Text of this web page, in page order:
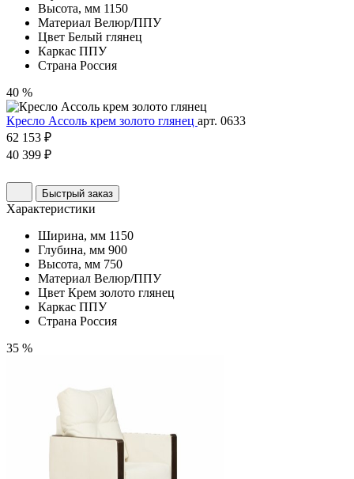
Высота, мм 1150
Материал Велюр/ППУ
Цвет Белый глянец
Каркас ППУ
Страна Россия
40 %
Кресло Ассоль крем золото глянец арт. 0633
62 153 ₽
40 399 ₽
Быстрый заказ
Характеристики
Ширина, мм 1150
Глубина, мм 900
Высота, мм 750
Материал Велюр/ППУ
Цвет Крем золото глянец
Каркас ППУ
Страна Россия
35 %